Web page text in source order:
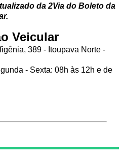
da 2Via do Boleto da
Veicular
389 - Itoupava Norte -
- Sexta: 08h às 12h e de